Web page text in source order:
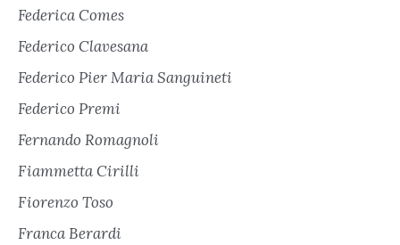
Federica Comes
Federico Clavesana
Federico Pier Maria Sanguineti
Federico Premi
Fernando Romagnoli
Fiammetta Cirilli
Fiorenzo Toso
Franca Berardi